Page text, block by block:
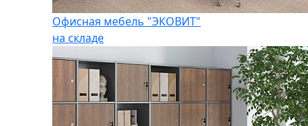
Офисная мебель "ЭКОВИТ"
на складе